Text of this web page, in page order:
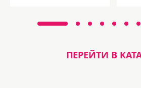
ПЕРЕЙТИ В